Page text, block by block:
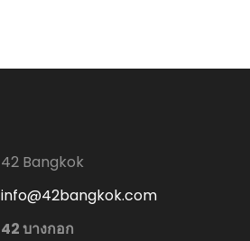
42 Bangkok
info@42bangkok.com
42 บางกอก